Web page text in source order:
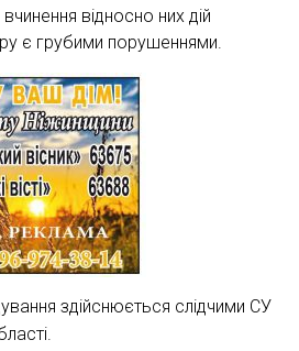
відносно них дій
є грубими порушеннями.
здійснюється слідчими СУ